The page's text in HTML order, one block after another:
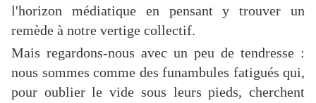
l'horizon médiatique en pensant y trouver un
remède à notre vertige collectif.
Mais regardons-nous avec un peu de tendresse :
nous sommes comme des funambules fatigués qui,
pour oublier le vide sous leurs pieds, cherchent